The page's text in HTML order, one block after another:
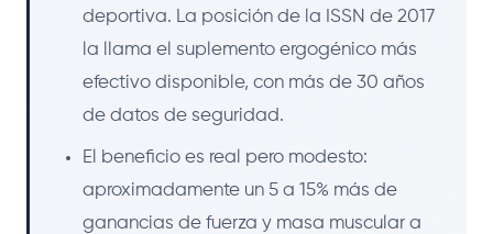
deportiva. La posición de la ISSN de 2017
la llama el suplemento ergogénico más
efectivo disponible, con más de 30 años
de datos de seguridad.
El beneficio es real pero modesto:
aproximadamente un 5 a 15% más de
ganancias de fuerza y masa muscular a